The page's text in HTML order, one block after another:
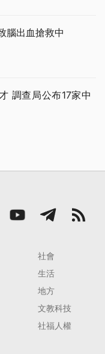
腦出血搶救中
調查局公布17家中
社會
生活
地方
文教科技
社福人權